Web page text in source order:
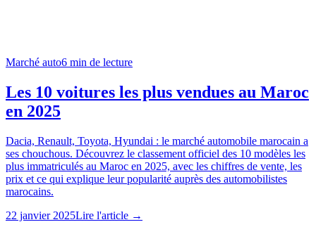
Marché auto6 min de lecture
Les 10 voitures les plus vendues au Maroc
en 2025
Dacia, Renault, Toyota, Hyundai : le marché automobile marocain a
ses chouchous. Découvrez le classement officiel des 10 modèles les
plus immatriculés au Maroc en 2025, avec les chiffres de vente, les
prix et ce qui explique leur popularité auprès des automobilistes
marocains.
22 janvier 2025Lire l'article →